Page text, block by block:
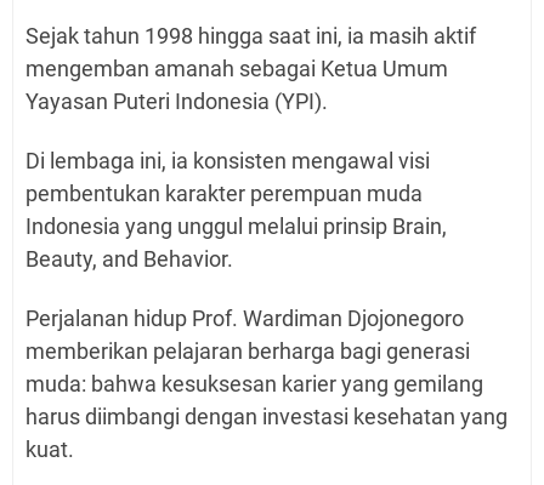
Sejak tahun 1998 hingga saat ini, ia masih aktif
mengemban amanah sebagai Ketua Umum
Yayasan Puteri Indonesia (YPI).
Di lembaga ini, ia konsisten mengawal visi
pembentukan karakter perempuan muda
Indonesia yang unggul melalui prinsip Brain,
Beauty, and Behavior.
Perjalanan hidup Prof. Wardiman Djojonegoro
memberikan pelajaran berharga bagi generasi
muda: bahwa kesuksesan karier yang gemilang
harus diimbangi dengan investasi kesehatan yang
kuat.